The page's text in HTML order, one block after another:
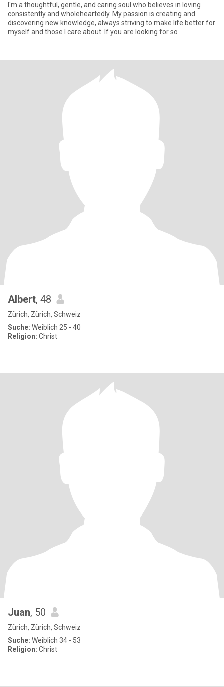
I'm a thoughtful, gentle, and caring soul who believes in loving
consistently and wholeheartedly. My passion is creating and
discovering new knowledge, always striving to make life better for
myself and those I care about. If you are looking for so
Albert, 48
Zürich, Zürich, Schweiz
Suche: Weiblich 25 - 40
Religion: Christ
Juan, 50
Zürich, Zürich, Schweiz
Suche: Weiblich 34 - 53
Religion: Christ